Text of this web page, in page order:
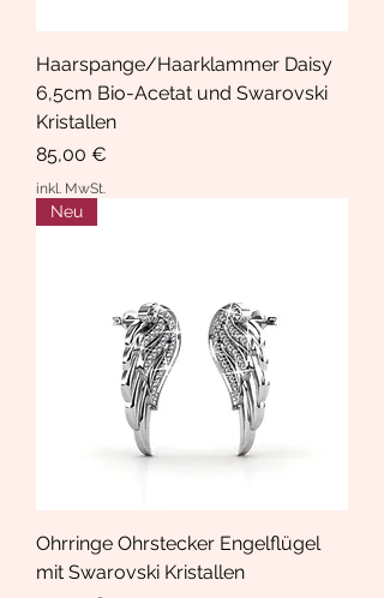
Haarspange/Haarklammer Daisy
6,5cm Bio-Acetat und Swarovski
Kristallen
Preis
85,00 €
inkl. MwSt.
Neu
Ohrringe Ohrstecker Engelflügel
mit Swarovski Kristallen